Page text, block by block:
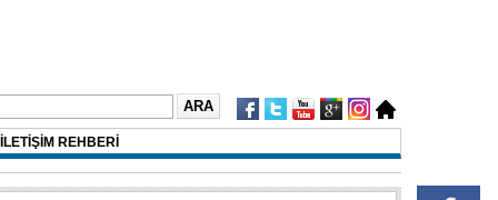
İLETİŞİM REHBERİ